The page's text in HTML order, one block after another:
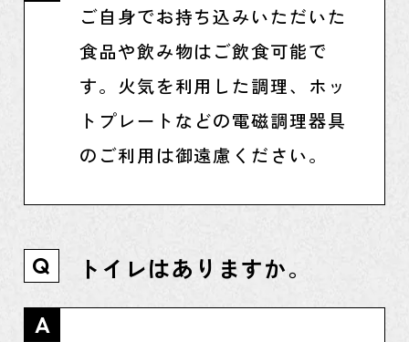
ご自身でお持ち込みいただいた
食品や飲み物はご飲食可能で
す。火気を利用した調理、ホッ
トプレートなどの電磁調理器具
のご利用は御遠慮ください。
Q トイレはありますか。
A